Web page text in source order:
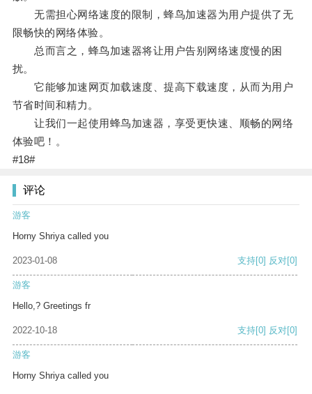
无需担心网络速度的限制，蜂鸟加速器为用户提供了无
限畅快的网络体验。
总而言之，蜂鸟加速器将让用户告别网络速度慢的困
扰。
它能够加速网页加载速度、提高下载速度，从而为用户
节省时间和精力。
让我们一起使用蜂鸟加速器，享受更快速、顺畅的网络
体验吧！。
#18#
评论
游客
Horny Shriya called you
2023-01-08 支持[0] 反对[0]
游客
Hello,? Greetings fr
2022-10-18 支持[0] 反对[0]
游客
Horny Shriya called you